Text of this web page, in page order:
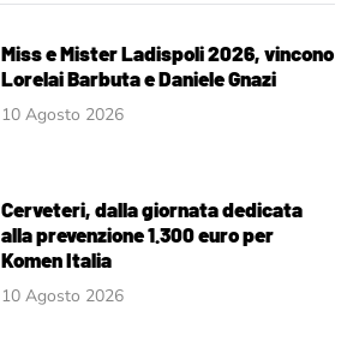
Miss e Mister Ladispoli 2026, vincono
Lorelai Barbuta e Daniele Gnazi
10 Agosto 2026
Cerveteri, dalla giornata dedicata
alla prevenzione 1.300 euro per
Komen Italia
10 Agosto 2026